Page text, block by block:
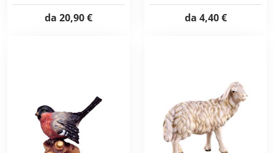
da 20,90 €
da 4,40 €